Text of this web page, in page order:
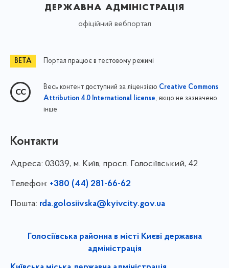
державна адміністрація
офіційний вебпортал
Портал працює в тестовому режимі
Весь контент доступний за ліцензією Creative Commons
Attribution 4.0 International license, якщо не зазначено
інше
Контакти
Адреса: 03039, м. Київ, просп. Голосіївський, 42
Телефон: +380 (44) 281-66-62
Пошта: rda.golosiivska@kyivcity.gov.ua
Голосіївська районна в місті Києві державна
адміністрація